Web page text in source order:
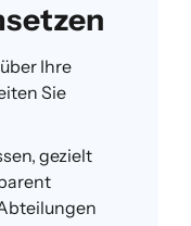
Ihre
Sie
gezielt